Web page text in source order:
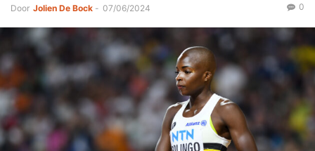
Door Jolien De Bock - 07/06/2024 0